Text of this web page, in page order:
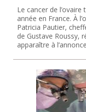
Le cancer de
année en France. À
Patricia Pautier,
de Gustave Roussy,
apparaître à